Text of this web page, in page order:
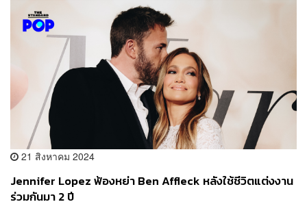
21 สิงหาคม 2024
Jennifer Lopez ฟ้องหย่า Ben Affleck หลังใช้ชีวิตแต่งงาน
ร่วมกันมา 2 ปี